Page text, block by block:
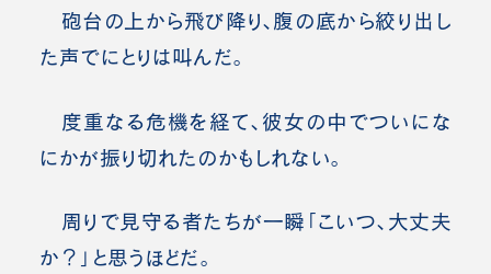
砲台の上から飛び降り、腹の底から絞り出し
た声でにとりは叫んだ。
度重なる危機を経て、彼女の中でついにな
にかが振り切れたのかもしれない。
周りで見守る者たちが一瞬「こいつ、大丈夫
か？」と思うほどだ。